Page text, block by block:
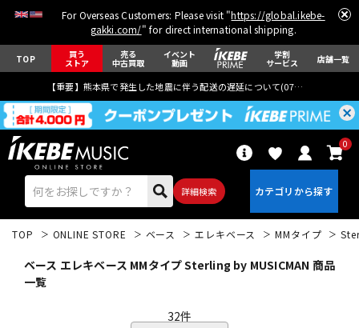
For Overseas Customers: Please visit "https://global.ikebe-
gakki.com/" for direct international shipping.
TOP 買う
ストア
売る
中古買取
イベント
動画
学割
サービス 店舗一覧
【重要】熊本県で発生した地震に伴う配送の遅延について(07月29日
詳細検索
0
TOP ONLINE STORE ベース エレキベース MMタイプ
ベース エレキベース MMタイプ Sterling by MUSICMAN 商品
一覧
32件